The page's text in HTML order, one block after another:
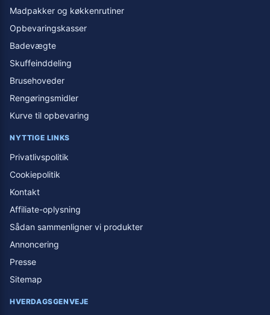
Madpakker og køkkenrutiner
Opbevaringskasser
Badevægte
Skuffeinddeling
Brusehoveder
Rengøringsmidler
Kurve til opbevaring
NYTTIGE LINKS
Privatlivspolitik
Cookiepolitik
Kontakt
Affiliate-oplysning
Sådan sammenligner vi produkter
Annoncering
Presse
Sitemap
HVERDAGSGENVEJE